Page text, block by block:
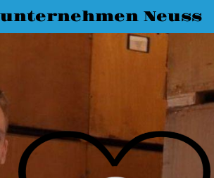
Neuss